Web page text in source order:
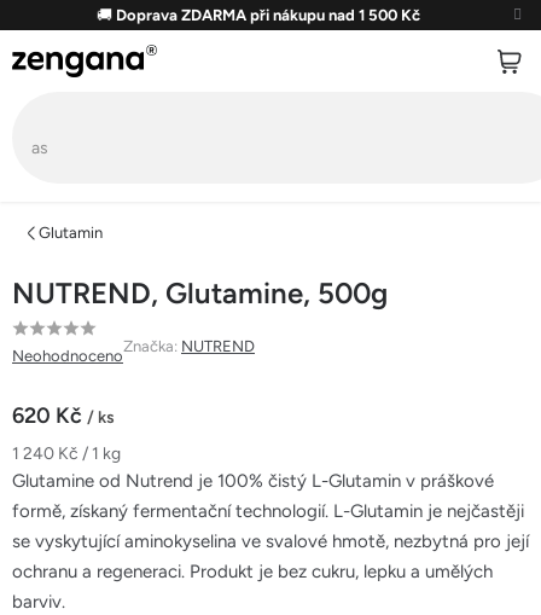
obsah
🚚 Doprava ZDARMA při nákupu nad 1 500 Kč
Glutamin
NUTREND, Glutamine, 500g
Průměrné
hodnocení
je
0,0
z
5
hvězdiček.
Neohodnoceno
Značka: NUTREND
620 Kč / ks
Měrná
cena:
1 240 Kč / 1 kg
Glutamine od Nutrend je 100% čistý L-Glutamin v práškové
formě, získaný fermentační technologií. L-Glutamin je nejčastěji
se vyskytující aminokyselina ve svalové hmotě, nezbytná pro její
ochranu a regeneraci. Produkt je bez cukru, lepku a umělých
barviv.